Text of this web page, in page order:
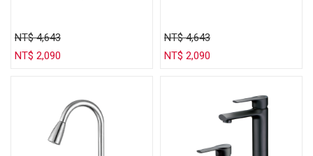
NT$ 4,643
NT$ 2,090
NT$ 4,643
NT$ 2,090